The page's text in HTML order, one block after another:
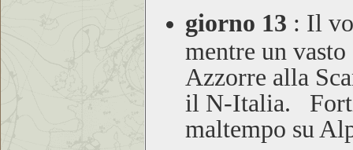
giorno 13 : Il
mentre un
Azzorre alla
il N-Italia. Forti
maltempo su